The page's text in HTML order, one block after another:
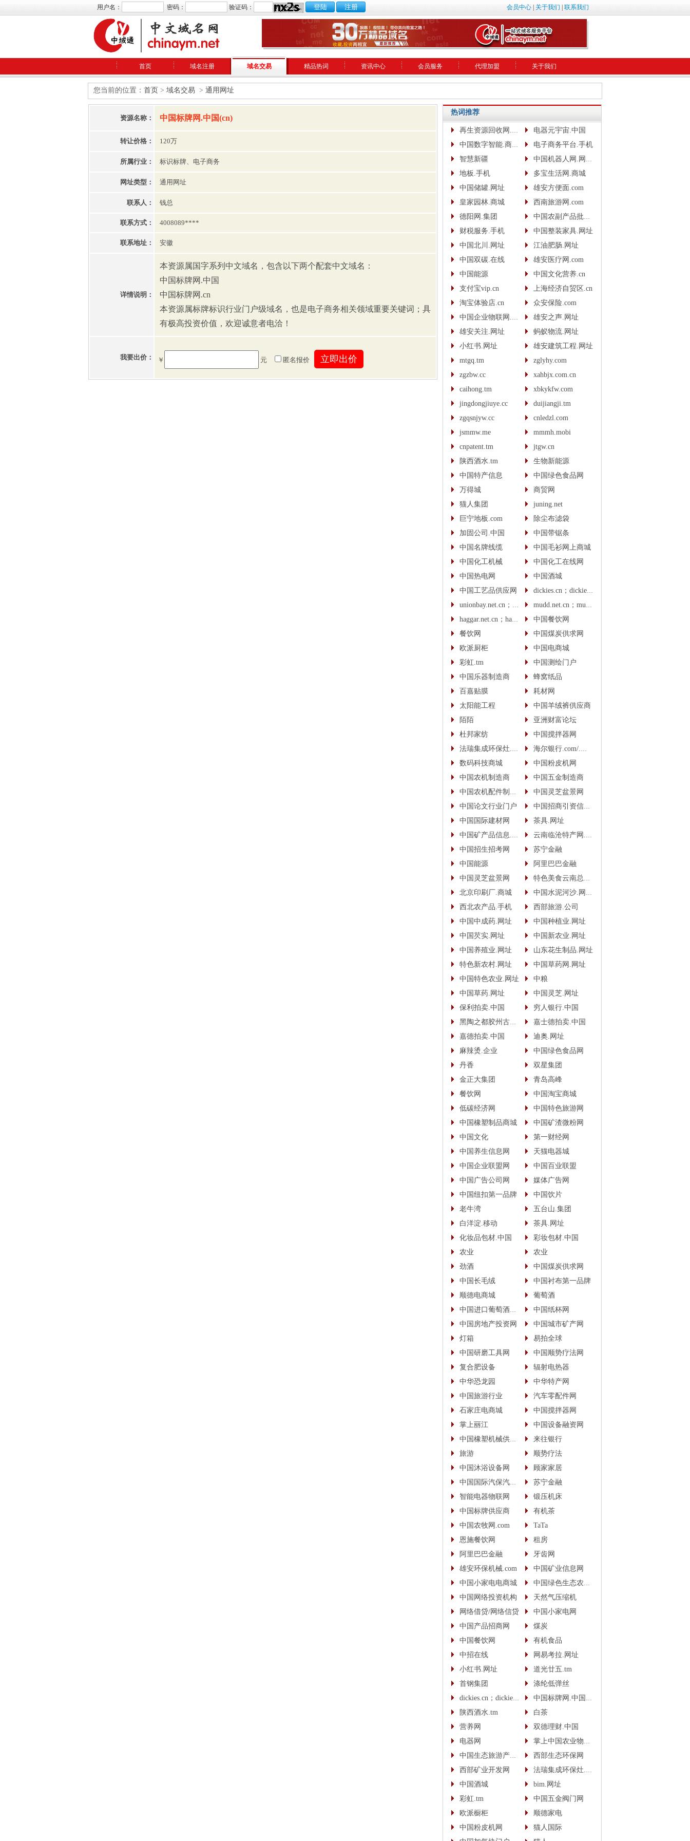
会员中心 关于我们 联系我们
用户名： 密码： 验证码：
首页 域名注册 域名交易 精品热词 资讯中心 会员服务 代理加盟 关于我们
您当前的位置： 首页 > 域名交易 > 通用网址
资源名称： 中国标牌网.中国(cn)
转让价格： 120万
所属行业： 标识标牌、电子商务
网址类型： 通用网址
联系人： 钱总
联系方式： 4008089****
联系地址： 安徽
详情说明：
本资源属国字系列中文域名，包含以下两个配套中文域名：
中国标牌网.中国
中国标牌网.cn
本资源属标牌标识行业门户级域名，也是电子商务相关领域重要关键词；具
有极高投资价值，欢迎诚意者电洽！
我要出价： ￥ 元 匿名报价
热词推荐
再生资源回收网.网址
电器元宇宙.中国
中国数字智能.商城.网址.中文网
电子商务平台.手机
智慧新疆
中国机器人网.网址www.robotcn.top
地板.手机
多宝生活网.商城
中国储罐.网址
雄安方便面.com
皇家园林.商城
西南旅游网.com
德阳网.集团
中国农副产品批发网.com
财税服务.手机
中国整装家具.网址
中国北川.网址
江油肥肠.网址
中国双碳.在线
雄安医疗网.com
中国能源
中国文化营养.cn
支付宝vip.cn
上海经济自贸区.cn
淘宝体验店.cn
众安保险.com
中国企业物联网.com
雄安之声.网址
雄安关注.网址
蚂蚁物流.网址
小红书.网址
雄安建筑工程.网址
mtgq.tm
zglyhy.com
zgzbw.cc
xahbjx.com.cn
caihong.tm
xbkykfw.com
jingdongjiuye.cc
duijiangji.tm
zgqsnjyw.cc
cnledzl.com
jsmmw.me
mmmh.mobi
cnpatent.tm
jtgw.cn
陕西酒水.tm
生物新能源
中国特产信息
中国绿色食品网
万得城
商贸网
猫人集团
juning.net
巨宁地板.com
除尘布滤袋
加固公司.中国
中国带锯条
中国名牌线缆
中国毛衫网上商城
中国化工机械
中国化工在线网
中国热电网
中国酒城
中国工艺品供应网
dickies.cn；dickies.cc
unionbay.net.cn；unionbay.cn
mudd.net.cn；mudd.cn
haggar.net.cn；haggar.cn
中国餐饮网
餐饮网
中国煤炭供求网
欧派厨柜
中国电商城
彩虹.tm
中国测绘门户
中国乐器制造商
蜂窝纸品
百嘉贴膜
耗材网
太阳能工程
中国羊绒裤供应商
陌陌
亚洲财富论坛
杜邦家纺
中国搅拌器网
法瑞集成环保灶.中国
海尔银行.com/.中国
数码科技商城
中国粉皮机网
中国农机制造商
中国五金制造商
中国农机配件制造商
中国灵芝盆景网
中国论文行业门户
中国招商引资信息网
中国国际建材网
茶具.网址
中国矿产品信息.网址
云南临沧特产网.网址
中国招生招考网
苏宁金融
中国能源
阿里巴巴金融
中国灵芝盆景网
特色美食云南总代.商城
北京印刷厂.商城
中国水泥河沙.网址(.手机)
西北农产品.手机
西部旅游.公司
中国中成药.网址
中国种植业.网址
中国芡实.网址
中国新农业.网址
中国养殖业.网址
山东花生制品.网址
特色新农村.网址
中国草药网.网址
中国特色农业.网址
中粮
中国草药.网址
中国灵芝.网址
保利拍卖.中国
穷人银行.中国
黑陶之都胶州古酿.中国
嘉士德拍卖.中国
嘉德拍卖.中国
迪奥.网址
麻辣烫.企业
中国绿色食品网
丹香
双星集团
金正大集团
青岛高峰
餐饮网
中国淘宝商城
低碳经济网
中国特色旅游网
中国橡塑制品商城
中国矿渣微粉网
中国文化
第一财经网
中国养生信息网
天猫电器城
中国企业联盟网
中国百业联盟
中国广告公司网
媒体广告网
中国纽扣第一品牌
中国饮片
老牛湾
五台山.集团
白洋淀.移动
茶具.网址
化妆品包材.中国
彩妆包材.中国
农业
农业
劲酒
中国煤炭供求网
中国长毛绒
中国衬布第一品牌
顺德电商城
葡萄酒
中国进口葡萄酒商城
中国纸杯网
中国房地产投资网
中国城市矿产网
灯箱
易拍全球
中国研磨工具网
中国顺势疗法网
复合肥设备
辐射电热器
中华恐龙园
中华特产网
中国旅游行业
汽车零配件网
石家庄电商城
中国搅拌器网
掌上丽江
中国设备融资网
中国橡塑机械供应商
来往银行
旅游
顺势疗法
中国沐浴设备网
顾家家居
中国国际汽保汽配城
苏宁金融
智能电器物联网
锻压机床
中国标牌供应商
有机茶
中国农牧网.com
TaTa
恩施餐饮网
租房
阿里巴巴金融
牙齿网
雄安环保机械.com
中国矿业信息网
中国小家电电商城
中国绿色生态农业信息网
中国网络投资机构
天然气压缩机
网络借贷/网络信贷
中国小家电网
中国产品招商网
煤炭
中国餐饮网
有机食品
中招在线
网易考拉.网址
小红书.网址
道光廿五.tm
首钢集团
涤纶低弹丝
dickies.cn；dickies.cc
中国标牌网.中国(cn)
陕西酒水.tm
白茶
营养网
双德理财.中国
电器网
掌上中国农业物联网
中国生态旅游产业网
西部生态环保网
西部矿业开发网
法瑞集成环保灶.中国
中国酒城
bim.网址
彩虹.tm
中国五金阀门网
欧派橱柜
顺德家电
中国粉皮机网
猫人国际